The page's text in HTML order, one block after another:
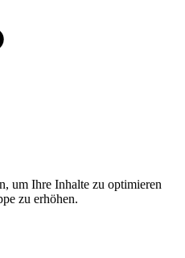
um Ihre Inhalte zu optimieren
zu erhöhen.